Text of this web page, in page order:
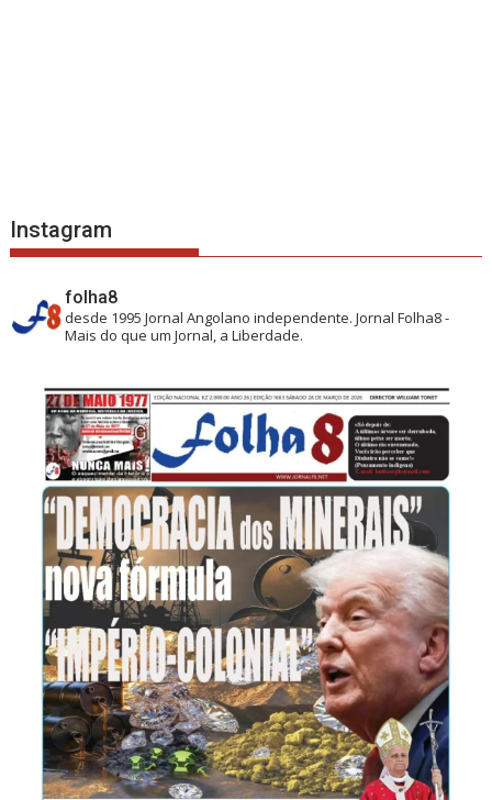
Instagram
folha8
desde 1995 Jornal Angolano independente.Jornal Folha8 -
Mais do que um Jornal, a Liberdade.